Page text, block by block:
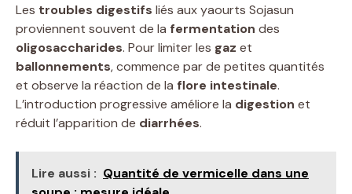
Les troubles digestifs liés aux yaourts Sojasun
proviennent souvent de la fermentation des
oligosaccharides. Pour limiter les gaz et
ballonnements, commence par de petites quantités
et observe la réaction de la flore intestinale.
L’introduction progressive améliore la digestion et
réduit l’apparition de diarrhées.
Lire aussi : Quantité de vermicelle dans une